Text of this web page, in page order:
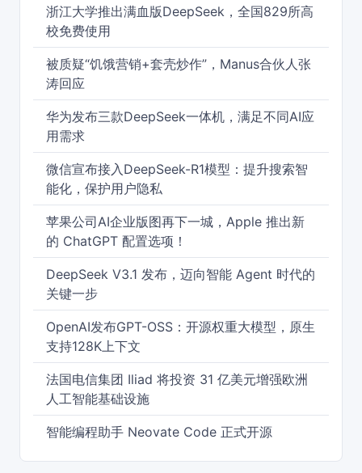
浙江大学推出满血版DeepSeek，全国829所高
校免费使用
被质疑“饥饿营销+套壳炒作”，Manus合伙人张
涛回应
华为发布三款DeepSeek一体机，满足不同AI应
用需求
微信宣布接入DeepSeek-R1模型：提升搜索智
能化，保护用户隐私
苹果公司AI企业版图再下一城，Apple 推出新
的 ChatGPT 配置选项！
DeepSeek V3.1 发布，迈向智能 Agent 时代的
关键一步
OpenAI发布GPT-OSS：开源权重大模型，原生
支持128K上下文
法国电信集团 Iliad 将投资 31 亿美元增强欧洲
人工智能基础设施
智能编程助手 Neovate Code 正式开源